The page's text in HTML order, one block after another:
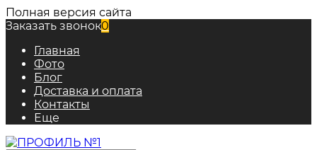
Полная версия сайта
Заказать звонок0
Главная
Фото
Блог
Доставка и оплата
Контакты
Еще